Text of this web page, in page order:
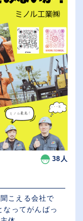
38人
こえる会社で
ってがんばっ